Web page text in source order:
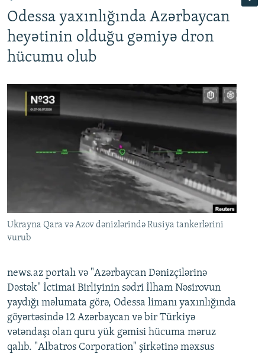
Odessa yaxınlığında Azərbaycan
heyətinin olduğu gəmiyə dron
hücumu olub
Ukrayna Qara və Azov dənizlərində Rusiya tankerlərini
vurub
news.az portalı və "Azərbaycan Dənizçilərinə
Dəstək" İctimai Birliyinin sədri İlham Nəsirovun
yaydığı məlumata görə, Odessa limanı yaxınlığında
göyərtəsində 12 Azərbaycan və bir Türkiyə
vətəndaşı olan quru yük gəmisi hücuma məruz
qalıb. "Albatros Corporation" şirkətinə məxsus